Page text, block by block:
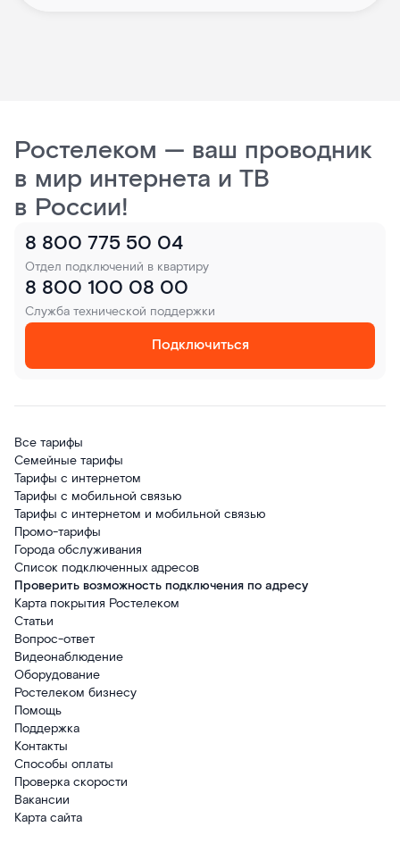
Ростелеком — ваш проводник
в мир интернета и ТВ
в России!
8 800 775 50 04
Отдел подключений в квартиру
8 800 100 08 00
Служба технической поддержки
Подключиться
Все тарифы
Семейные тарифы
Тарифы с интернетом
Тарифы с мобильной связью
Тарифы с интернетом и мобильной связью
Промо-тарифы
Города обслуживания
Список подключенных адресов
Проверить возможность подключения по адресу
Карта покрытия Ростелеком
Статьи
Вопрос-ответ
Видеонаблюдение
Оборудование
Ростелеком бизнесу
Помощь
Поддержка
Контакты
Способы оплаты
Проверка скорости
Вакансии
Карта сайта